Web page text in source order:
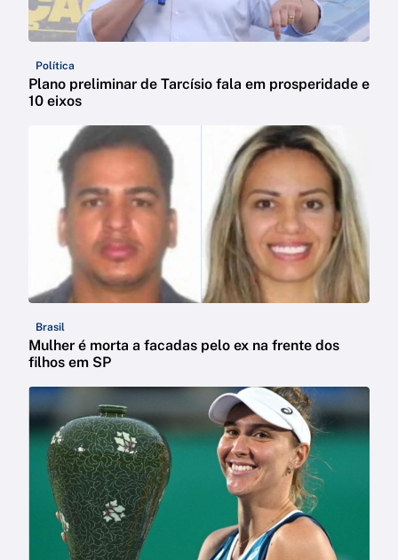
Política
Plano preliminar de Tarcísio fala em prosperidade e
10 eixos
Brasil
Mulher é morta a facadas pelo ex na frente dos
filhos em SP